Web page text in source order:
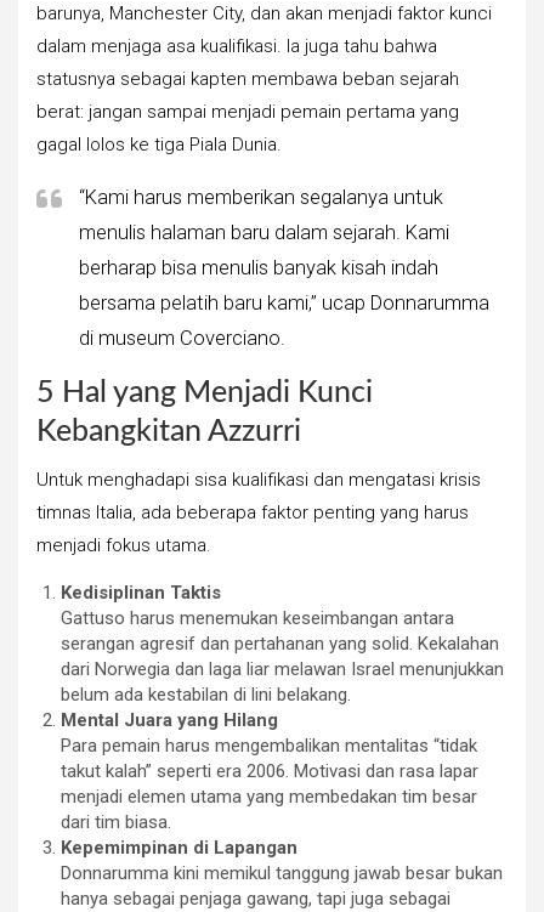
barunya, Manchester City, dan akan menjadi faktor kunci
dalam menjaga asa kualifikasi. Ia juga tahu bahwa
statusnya sebagai kapten membawa beban sejarah
berat: jangan sampai menjadi pemain pertama yang
gagal lolos ke tiga Piala Dunia.
“Kami harus memberikan segalanya untuk
menulis halaman baru dalam sejarah. Kami
berharap bisa menulis banyak kisah indah
bersama pelatih baru kami,” ucap Donnarumma
di museum Coverciano.
5 Hal yang Menjadi Kunci
Kebangkitan Azzurri
Untuk menghadapi sisa kualifikasi dan mengatasi krisis
timnas Italia, ada beberapa faktor penting yang harus
menjadi fokus utama.
Kedisiplinan Taktis
Gattuso harus menemukan keseimbangan antara
serangan agresif dan pertahanan yang solid. Kekalahan
dari Norwegia dan laga liar melawan Israel menunjukkan
belum ada kestabilan di lini belakang.
Mental Juara yang Hilang
Para pemain harus mengembalikan mentalitas “tidak
takut kalah” seperti era 2006. Motivasi dan rasa lapar
menjadi elemen utama yang membedakan tim besar
dari tim biasa.
Kepemimpinan di Lapangan
Donnarumma kini memikul tanggung jawab besar bukan
hanya sebagai penjaga gawang, tapi juga sebagai